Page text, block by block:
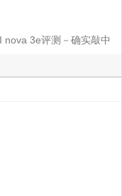
nova 3e评测－确实敲中